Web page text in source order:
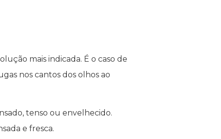
mais indicada. É o caso de
nos cantos dos olhos ao
tenso ou envelhecido.
e fresca.